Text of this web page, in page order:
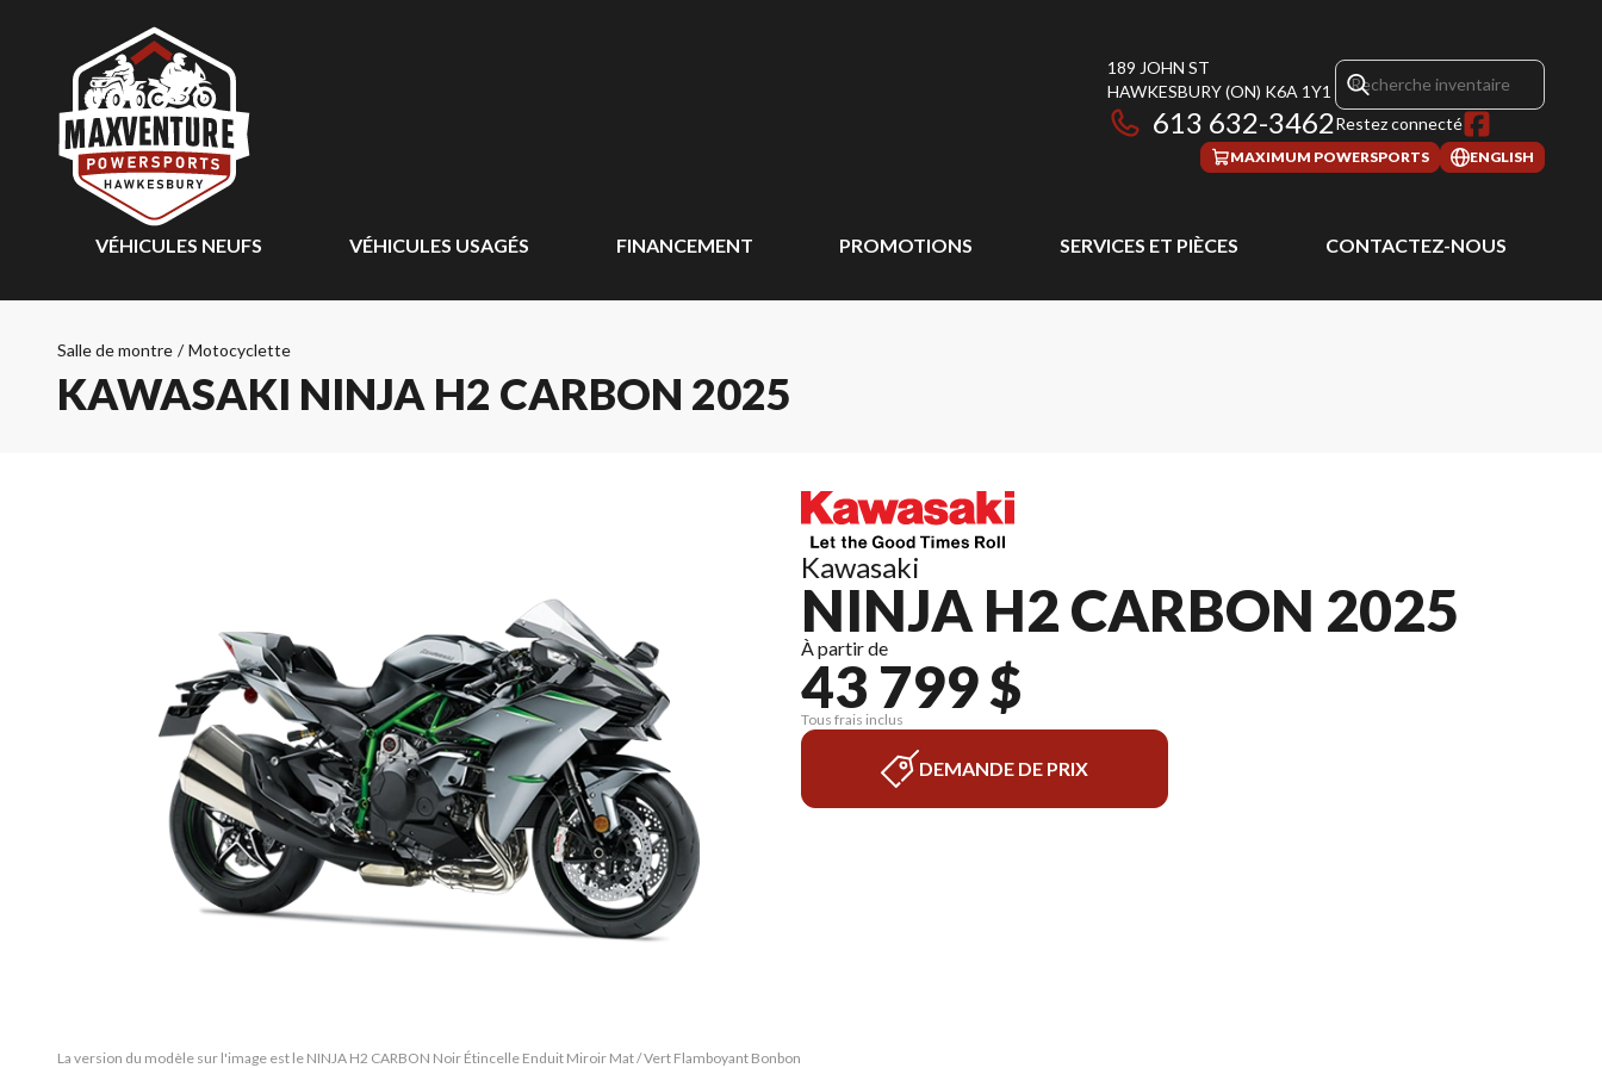
189 JOHN ST
HAWKESBURY(ON) K6A 1Y1
613 632-3462Restez connecté
MAXIMUM POWERSPORTS ENGLISH
VÉHICULES NEUFS VÉHICULES USAGÉS FINANCEMENT PROMOTIONS SERVICES ET PIÈCES CONTACTEZ-NOUS
Salle de montre / Motocyclette
KAWASAKI NINJA H2 CARBON 2025
La version du modèle sur l'image est le NINJA H2 CARBON Noir Étincelle Enduit Miroir Mat / Vert Flamboyant Bonbon
Kawasaki
NINJA H2 CARBON 2025
À partir de
43 799 $
Tous frais inclus
DEMANDE DE PRIX